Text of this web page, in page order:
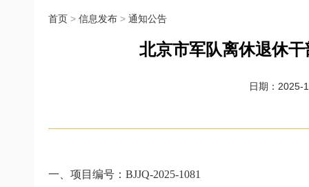
首页 > 信息发布 > 通知公告
北京市军队离休退休
日期：2025-
一、 项目编号： BJJQ-2025-1081